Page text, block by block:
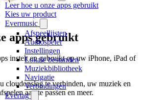
Leer hoe u onze apps gebruikt
Kies uw product
Evermusic
Afspeellijsten
Audiospeler
Instellingen
Lokale bestanden
Muziekbibliotheek
Navigatie
Verbindingen
Evertag
apps gebruikt
instelt en gebruikt op uw iPhone, iPad of
cloudopslag te verbinden, uw muziek en
aan te passen en meer.